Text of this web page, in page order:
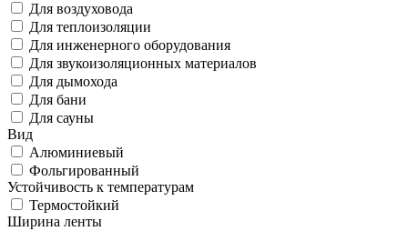
Для воздуховода
Для теплоизоляции
Для инженерного оборудования
Для звукоизоляционных материалов
Для дымохода
Для бани
Для сауны
Вид
Алюминиевый
Фольгированный
Устойчивость к температурам
Термостойкий
Ширина ленты